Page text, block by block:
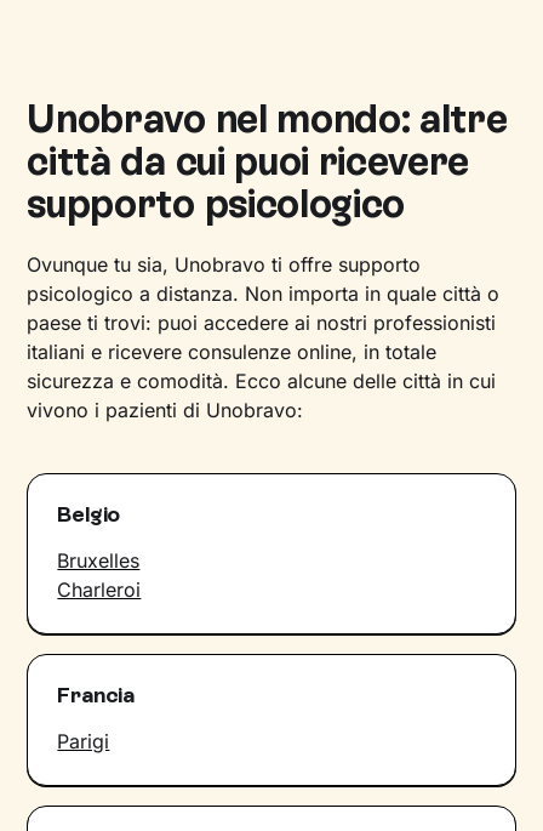
Unobravo nel mondo: altre
città da cui puoi ricevere
supporto psicologico
Ovunque tu sia, Unobravo ti offre supporto
psicologico a distanza. Non importa in quale città o
paese ti trovi: puoi accedere ai nostri professionisti
italiani e ricevere consulenze online, in totale
sicurezza e comodità. Ecco alcune delle città in cui
vivono i pazienti di Unobravo:
Belgio
Bruxelles
Charleroi
Francia
Parigi